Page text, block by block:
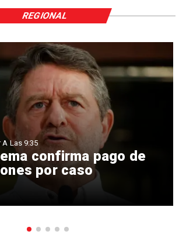
confirma pago de
por caso
A Las 9:35
REGIONAL